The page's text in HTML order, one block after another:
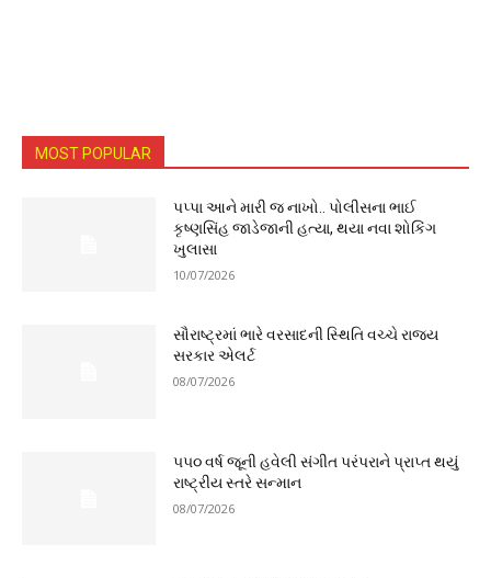
MOST POPULAR
પપ્પા આને મારી જ નાખો.. પોલીસના ભાઈ
કૃષ્ણસિંહ જાડેજાની હત્યા, થયા નવા શોકિંગ
ખુલાસા
10/07/2026
સૌરાષ્ટ્રમાં ભારે વરસાદની સ્થિતિ વચ્ચે રાજ્ય
સરકાર એલર્ટ
08/07/2026
૫૫૦ વર્ષ જૂની હવેલી સંગીત પરંપરાને પ્રાપ્ત થયું
રાષ્ટ્રીય સ્તરે સન્માન
08/07/2026